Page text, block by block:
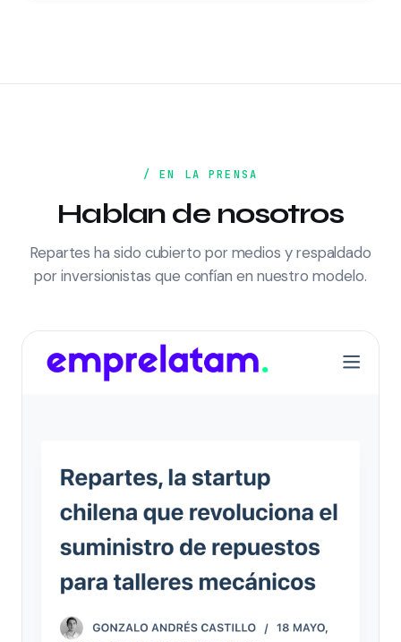
/ EN LA PRENSA
Hablan de nosotros
Repartes ha sido cubierto por medios y respaldado
por inversionistas que confían en nuestro modelo.